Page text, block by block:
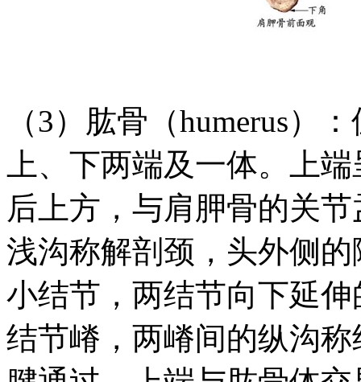
（3）肱骨（humerus）
上、下两端及一体。上
后上方，与肩胛骨的关
浅沟称解剖颈，头外侧
小结节，两结节向下延
结节嵴，两嵴间的纵沟